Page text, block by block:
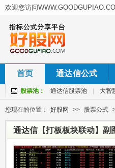
首页 通达信公式
股票池： 通达信股票池 大智
您现在的位置： 好股网 >> 股票公式
通达信【打板板块联动】副
码